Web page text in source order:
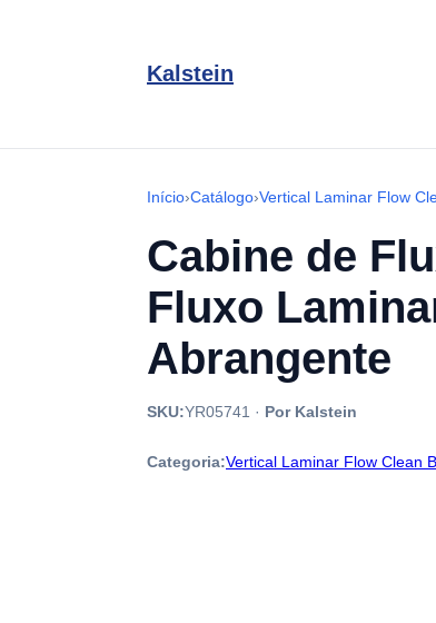
Kalstein
Início›Catálogo›Vertical Laminar Flow
Cabine de
Fluxo
Abrangente
SKU:YR05741 · Por Kalstein
Categoria:Vertical Laminar Flow Clean